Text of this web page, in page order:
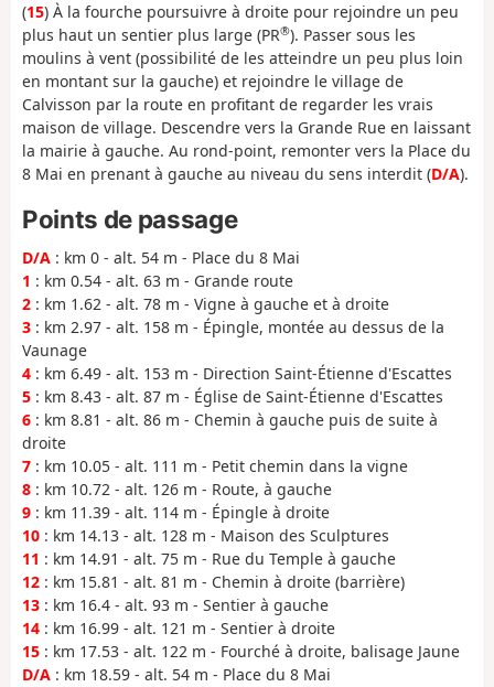
(15) À la fourche poursuivre à droite pour rejoindre un peu
plus haut un sentier plus large (PR®). Passer sous les
moulins à vent (possibilité de les atteindre un peu plus loin
en montant sur la gauche) et rejoindre le village de
Calvisson par la route en profitant de regarder les vrais
maison de village. Descendre vers la Grande Rue en laissant
la mairie à gauche. Au rond-point, remonter vers la Place du
8 Mai en prenant à gauche au niveau du sens interdit (D/A).
Points de passage
D/A : km 0 - alt. 54 m - Place du 8 Mai
1 : km 0.54 - alt. 63 m - Grande route
2 : km 1.62 - alt. 78 m - Vigne à gauche et à droite
3 : km 2.97 - alt. 158 m - Épingle, montée au dessus de la
Vaunage
4 : km 6.49 - alt. 153 m - Direction Saint-Étienne d'Escattes
5 : km 8.43 - alt. 87 m - Église de Saint-Étienne d'Escattes
6 : km 8.81 - alt. 86 m - Chemin à gauche puis de suite à
droite
7 : km 10.05 - alt. 111 m - Petit chemin dans la vigne
8 : km 10.72 - alt. 126 m - Route, à gauche
9 : km 11.39 - alt. 114 m - Épingle à droite
10 : km 14.13 - alt. 128 m - Maison des Sculptures
11 : km 14.91 - alt. 75 m - Rue du Temple à gauche
12 : km 15.81 - alt. 81 m - Chemin à droite (barrière)
13 : km 16.4 - alt. 93 m - Sentier à gauche
14 : km 16.99 - alt. 121 m - Sentier à droite
15 : km 17.53 - alt. 122 m - Fourché à droite, balisage Jaune
D/A : km 18.59 - alt. 54 m - Place du 8 Mai